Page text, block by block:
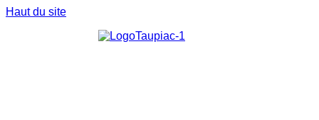
Haut du site